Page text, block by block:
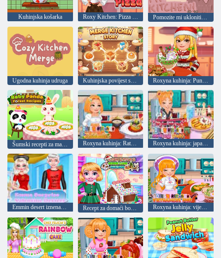
Kuhinjska košarka Roxy Kitchen: Pizza na francuskom kruhu Pomozite mi ukloniti kuhinju
Ugodna kuhinja udruga Kuhinjska povijest spajanja Roxyna kuhinja: Punac od jaja
Roxyna kuhinja: Ratatouille Roxyna kuhinja: japanski curry
Emmin desert iznenađenja za Valentinovo Recept za domaći božićni kolač Roxyna kuhinja: vijetnamski Pho